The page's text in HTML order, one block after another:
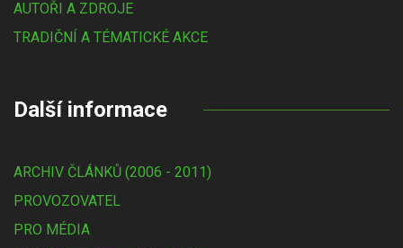
AUTOŘI A ZDROJE
TRADIČNÍ A TÉMATICKÉ AKCE
Další informace
ARCHIV ČLÁNKŮ (2006 - 2011)
PROVOZOVATEL
PRO MÉDIA